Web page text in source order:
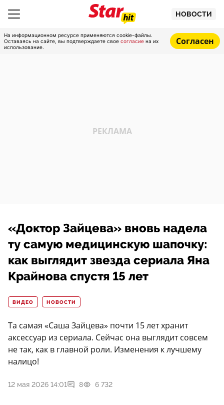
НОВОСТИ
На информационном ресурсе применяются cookie-файлы.
Оставаясь на сайте, вы подтверждаете свое согласие на их
использование.
Согласен
«Доктор Зайцева» вновь надела
ту самую медицинскую шапочку:
как выглядит звезда сериала Яна
Крайнова спустя 15 лет
ВИДЕО НОВОСТИ
Та самая «Саша Зайцева» почти 15 лет хранит
аксессуар из сериала. Сейчас она выглядит совсем
не так, как в главной роли. Изменения к лучшему
налицо!
12 мая 2026 14:01 8 6 732